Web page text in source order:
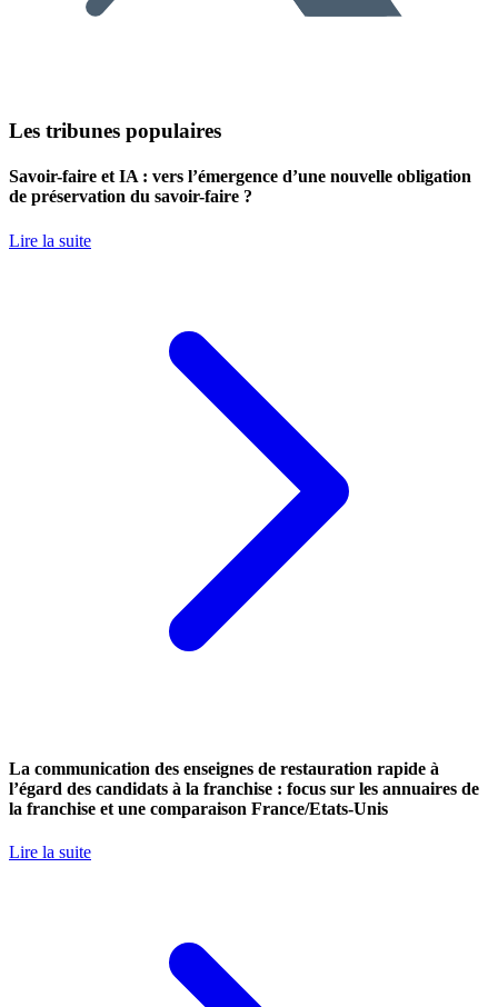
Les tribunes populaires
Savoir-faire et IA : vers l’émergence d’une nouvelle obligation
de préservation du savoir-faire ?
Lire la suite
La communication des enseignes de restauration rapide à
l’égard des candidats à la franchise : focus sur les annuaires de
la franchise et une comparaison France/Etats-Unis
Lire la suite